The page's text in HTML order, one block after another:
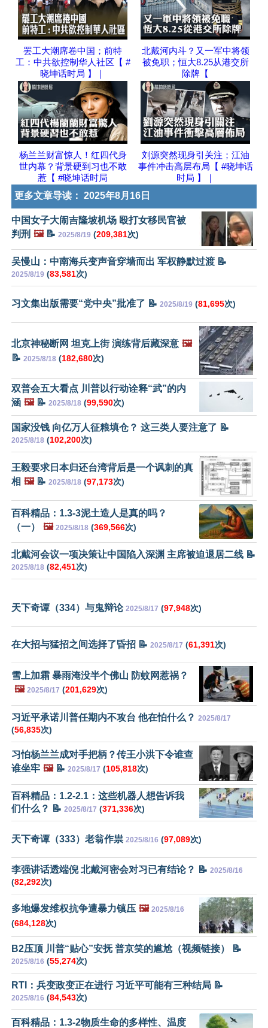
罢工大潮席卷中国；前特
工：中共欲控制华人社区【 #
晓坤话时局 】｜
北戴河内斗？又一军中将领
被免职；恒大8.25从港交所
除牌【
杨兰兰财富惊人！红四代身
世内幕？背景硬到习也不敢
惹【 #晓坤话时局
刘源突然现身引关注；江油
事件冲击高层布局【 #晓坤话
时局 】｜
更多文章导读： 2025年8月16日
中国女子大闹吉隆坡机场 殴打女移民官被
判刑 🖼️📝 2025/8/19 (209,381次)
吴慢山：中南海兵变声音穿墙而出 军权静默过渡 📝
2025/8/19 (83,581次)
习文集出版需要“党中央”批准了 📝 2025/8/19 (81,695次)
北京神秘断网 坦克上街 演练背后藏深意 🖼️
📝 2025/8/18 (182,680次)
双普会五大看点 川普以行动诠释“武”的内
涵 🖼️📝 2025/8/18 (99,590次)
国家没钱 向亿万人征粮填仓？ 这三类人要注意了 📝
2025/8/18 (102,200次)
王毅要求日本归还台湾背后是一个讽刺的真
相 🖼️📝 2025/8/18 (97,173次)
百科精品：1.3-3泥土造人是真的吗？
（一）
🖼️ 2025/8/18 (369,566次)
北戴河会议一项决策让中国陷入深渊 主席被迫退居二线 📝
2025/8/18 (82,451次)
天下奇谭（334）与鬼辩论 2025/8/17 (97,948次)
在大招与猛招之间选择了昏招 📝 2025/8/17 (61,391次)
雪上加霜 暴雨淹没半个佛山 防蚊网惹祸？
🖼️ 2025/8/17 (201,629次)
习近平承诺川普任期内不攻台 他在怕什么？ 2025/8/17
(56,835次)
习怕杨兰兰成对手把柄？传王小洪下令谁查
谁坐牢 🖼️📝 2025/8/17 (105,818次)
百科精品：1.2-2.1：这些机器人想告诉我
们什么？ 📝 2025/8/17 (371,336次)
天下奇谭（333）老翁作祟 2025/8/16 (97,089次)
李强讲话透端倪 北戴河密会对习已有结论？ 📝 2025/8/16
(82,292次)
多地爆发维权抗争遭暴力镇压 🖼️ 2025/8/16
(684,128次)
B2压顶 川普“贴心”安抚 普京笑的尴尬（视频链接） 📝
2025/8/16 (55,274次)
RTI：兵变政变正在进行 习近平可能有三种结局 📝
2025/8/16 (84,543次)
百科精品：1.3-2物质生命的多样性、温度